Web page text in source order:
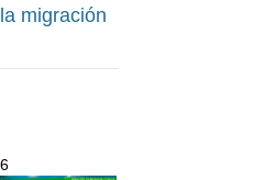
migración